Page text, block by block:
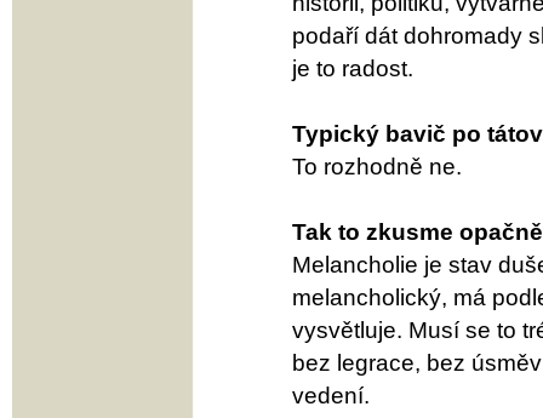
podaří dát dohromady
je to radost.
Typický bavič po
To rozhodně ne.
Tak to zkusme
Melancholie je stav
melancholický, má
vysvětluje. Musí se to
bez legrace, bez
vedení.